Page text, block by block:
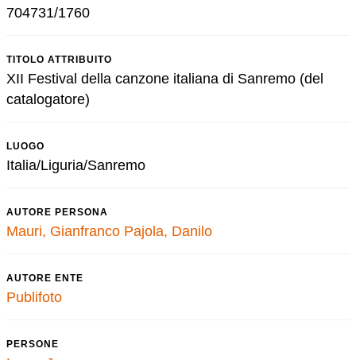
704731/1760
TITOLO ATTRIBUITO
XII Festival della canzone italiana di Sanremo (del
catalogatore)
LUOGO
Italia/Liguria/Sanremo
AUTORE PERSONA
Mauri, Gianfranco Pajola, Danilo
AUTORE ENTE
Publifoto
PERSONE